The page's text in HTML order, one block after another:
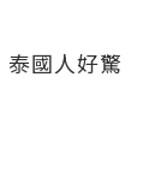
泰國人好驚